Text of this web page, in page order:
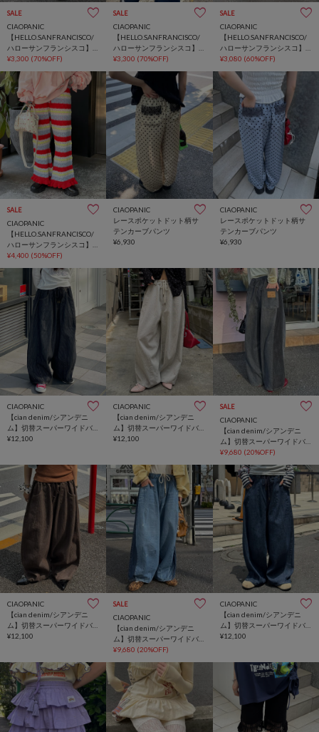
SALE
CIAOPANIC
【HELLO.SANFRANCISCO/
ハローサンフランシスコ】
カラフルリボンフレアデニ
¥3,300 (70%OFF)
SALE
CIAOPANIC
【HELLO.SANFRANCISCO/
ハローサンフランシスコ】
カラフルリボンフレアデニ
¥3,300 (70%OFF)
SALE
CIAOPANIC
【HELLO.SANFRANCISCO/
ハローサンフランシスコ】
ドット柄シャーリングパン
¥3,080 (60%OFF)
SALE
CIAOPANIC
【HELLO.SANFRANCISCO/
ハローサンフランシスコ】
透かし柄ボーダーニットパ
¥4,400 (50%OFF)
CIAOPANIC
レースポケットドット柄サ
テンカーブパンツ
¥6,930
CIAOPANIC
レースポケットドット柄サ
テンカーブパンツ
¥6,930
CIAOPANIC
【cian denim/シアンデニ
ム】切替スーパーワイドバ
ルーンデニムパンツ
¥12,100
CIAOPANIC
【cian denim/シアンデニ
ム】切替スーパーワイドバ
ルーンデニムパンツ
¥12,100
SALE
CIAOPANIC
【cian denim/シアンデニ
ム】切替スーパーワイドバ
ルーンデニムパンツ
¥9,680 (20%OFF)
CIAOPANIC
【cian denim/シアンデニ
ム】切替スーパーワイドバ
ルーンデニムパンツ
¥12,100
SALE
CIAOPANIC
【cian denim/シアンデニ
ム】切替スーパーワイドバ
ルーンデニムパンツ
¥9,680 (20%OFF)
CIAOPANIC
【cian denim/シアンデニ
ム】切替スーパーワイドバ
ルーンデニムパンツ
¥12,100